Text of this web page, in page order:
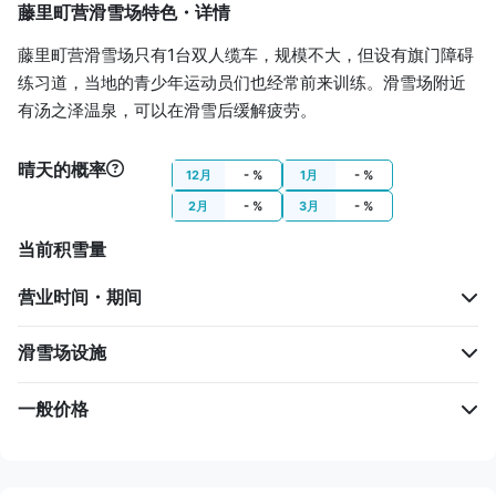
11 分
藤里町营滑雪场
藤里町营滑雪场特色・详情
藤里町营滑雪场只有1台双人缆车，规模不大，但设有旗门障碍
练习道，当地的青少年运动员们也经常前来训练。滑雪场附近
有汤之泽温泉，可以在滑雪后缓解疲劳。
晴天的概率 12月 - % 1月
- %
2月
- % 3月 - %
当前积雪量
营业时间・期间
滑雪场设施
一般价格